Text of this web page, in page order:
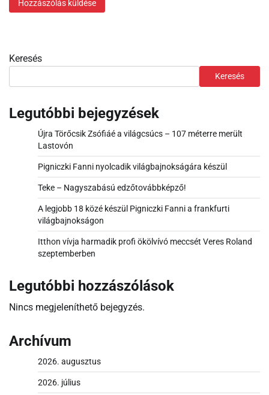
Keresés
Keresés
Legutóbbi bejegyzések
Újra Törőcsik Zsófiáé a világcsúcs – 107 méterre merült
Lastovón
Pigniczki Fanni nyolcadik világbajnokságára készül
Teke – Nagyszabású edzőtovábbképző!
A legjobb 18 közé készül Pigniczki Fanni a frankfurti
világbajnokságon
Itthon vívja harmadik profi ökölvívó meccsét Veres Roland
szeptemberben
Legutóbbi hozzászólások
Nincs megjeleníthető bejegyzés.
Archívum
2026. augusztus
2026. július